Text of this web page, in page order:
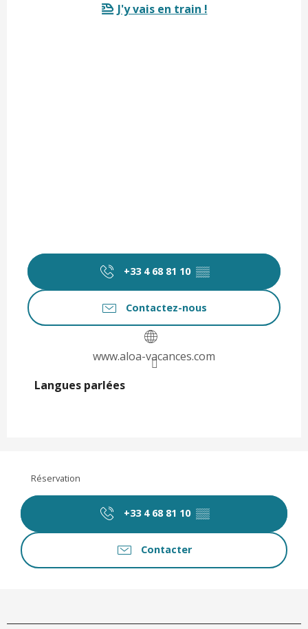
J'y vais en train !
+33 4 68 81 10 ▒▒
Contactez-nous
www.aloa-vacances.com
Langues parlées
Langues parlées
Réservation
+33 4 68 81 10 ▒▒
Contacter